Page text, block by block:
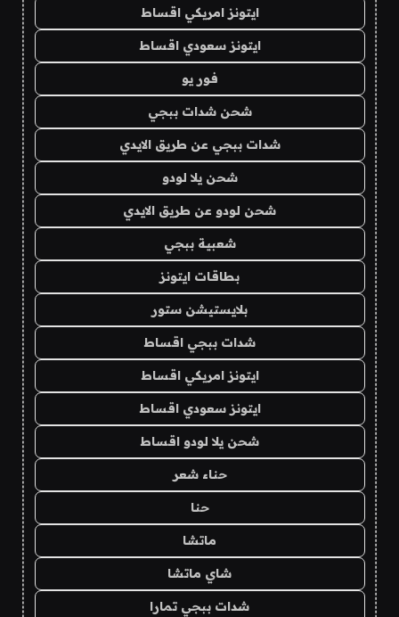
ايتونز امريكي اقساط
ايتونز سعودي اقساط
فور يو
شحن شدات ببجي
شدات ببجي عن طريق الايدي
شحن يلا لودو
شحن لودو عن طريق الايدي
شعبية ببجي
بطاقات ايتونز
بلايستيشن ستور
شدات ببجي اقساط
ايتونز امريكي اقساط
ايتونز سعودي اقساط
شحن يلا لودو اقساط
حناء شعر
حنا
ماتشا
شاي ماتشا
شدات ببجي تمارا